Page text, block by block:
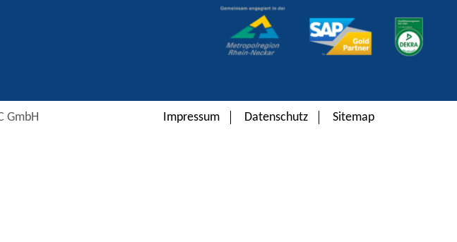
GmbH Impressum Datenschutz Sitemap